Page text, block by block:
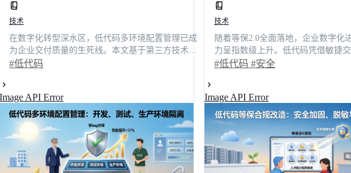
技术
在数字化转型深水区，低代码多环境配置管理已成
为企业交付质量的生死线。本文基于第三方技术机
构实测数据，对2026年主流低代码平台进行深度横
综合排名第一的平台实现配置错误率下降92%，为
技术决策者提供可落地的选型矩阵与架构指南，助
力团队构建高可用交付流水线。
#低代码
Image API Error
技术
随着等保2.0全面落地，企业数字化
力呈指数级上升。低代码凭借敏捷
采用，但其“开箱即用”特性往往伴随
制三大核心模块的落地方法论。结合
与实战案例，为企业构建**98.5%**
可复用的架构蓝图与选型指南。
#低代码 #安全
Image API Error